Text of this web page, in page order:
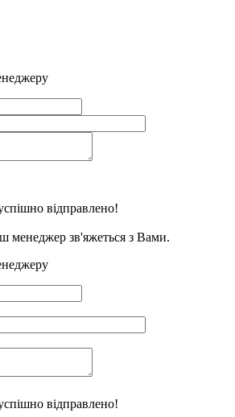
відправлено!
менеджер зв'яжеться з Вами.
відправлено!